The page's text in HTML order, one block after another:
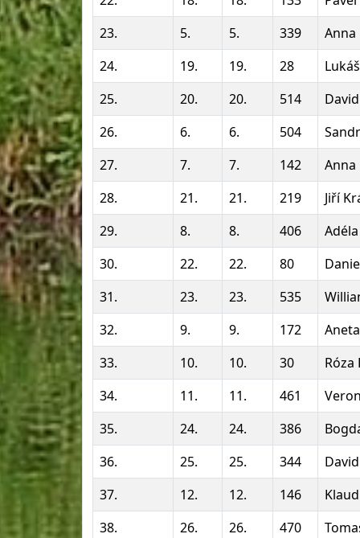
23.
5. 5. 339
Anna
24.
19. 19. 28
25.
20. 20. 514
26.
6. 6. 504
27.
7. 7. 142
Anna
28.
21. 21. 219
Jiří
29.
8. 8. 406
30.
22. 22. 80
31.
23. 23. 535
32.
9. 9. 172
33.
10. 10. 30
Róza
34.
11. 11. 461
35.
24. 24. 386
36.
25. 25. 344
37.
12. 12. 146
38.
26. 26. 470